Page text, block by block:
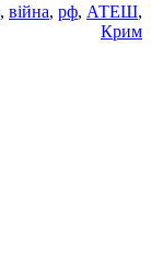
, війна, рф, АТЕШ,
Крим